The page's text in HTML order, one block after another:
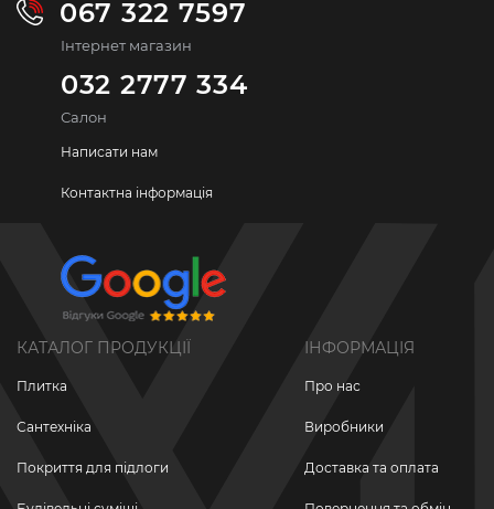
067 322 7597
Інтернет магазин
032 2777 334
Салон
Написати нам
Контактна інформація
КАТАЛОГ ПРОДУКЦІЇ
Плитка
Сантехніка
Покриття для підлоги
ІНФОРМАЦІЯ
Про нас
Виробники
Доставка та оплата